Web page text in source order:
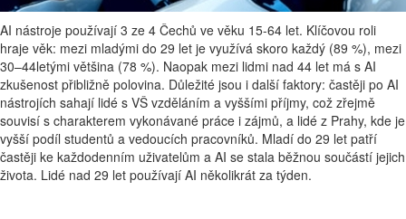
AI nástroje používají 3 ze 4 Čechů ve věku 15-64 let. Klíčovou roli
hraje věk: mezi mladými do 29 let je využívá skoro každý (89 %), mezi
30–44letými většina (78 %). Naopak mezi lidmi nad 44 let má s AI
zkušenost přibližně polovina. Důležité jsou i další faktory: častěji po AI
nástrojích sahají lidé s VŠ vzděláním a vyššími příjmy, což zřejmě
souvisí s charakterem vykonávané práce i zájmů, a lidé z Prahy, kde je
vyšší podíl studentů a vedoucích pracovníků. Mladí do 29 let patří
častěji ke každodenním uživatelům a AI se stala běžnou součástí jejich
života. Lidé nad 29 let používají AI několikrát za týden.